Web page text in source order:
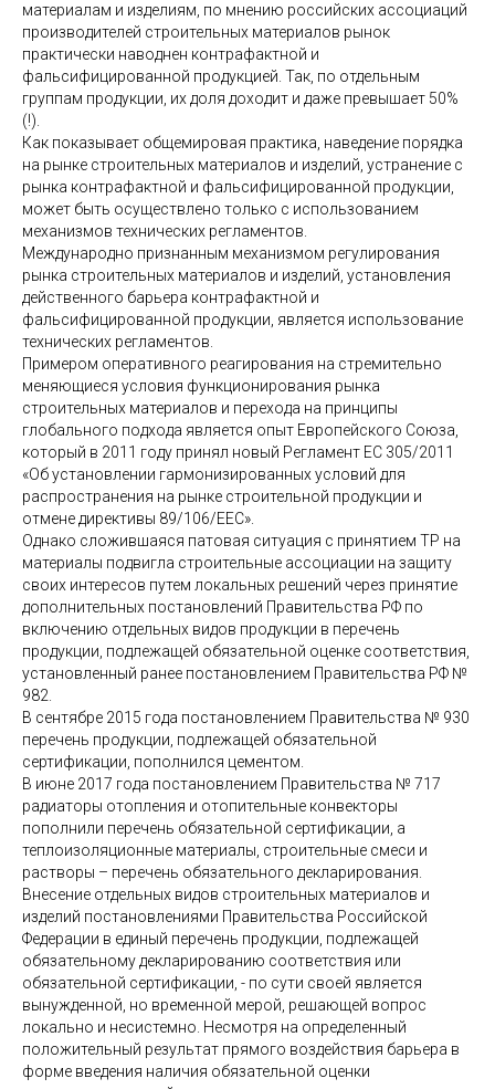
материалам и изделиям, по мнению российских ассоциаций
производителей строительных материалов рынок
практически наводнен контрафактной и
фальсифицированной продукцией. Так, по отдельным
группам продукции, их доля доходит и даже превышает 50%
(!).
Как показывает общемировая практика, наведение порядка
на рынке строительных материалов и изделий, устранение с
рынка контрафактной и фальсифицированной продукции,
может быть осуществлено только с использованием
механизмов технических регламентов.
Международно признанным механизмом регулирования
рынка строительных материалов и изделий, установления
действенного барьера контрафактной и
фальсифицированной продукции, является использование
технических регламентов.
Примером оперативного реагирования на стремительно
меняющиеся условия функционирования рынка
строительных материалов и перехода на принципы
глобального подхода является опыт Европейского Союза,
который в 2011 году принял новый Регламент ЕС 305/2011
«Об установлении гармонизированных условий для
распространения на рынке строительной продукции и
отмене директивы 89/106/ЕЕС».
Однако сложившаяся патовая ситуация с принятием ТР на
материалы подвигла строительные ассоциации на защиту
своих интересов путем локальных решений через принятие
дополнительных постановлений Правительства РФ по
включению отдельных видов продукции в перечень
продукции, подлежащей обязательной оценке соответствия,
установленный ранее постановлением Правительства РФ №
982.
В сентябре 2015 года постановлением Правительства № 930
перечень продукции, подлежащей обязательной
сертификации, пополнился цементом.
В июне 2017 года постановлением Правительства № 717
радиаторы отопления и отопительные конвекторы
пополнили перечень обязательной сертификации, а
теплоизоляционные материалы, строительные смеси и
растворы – перечень обязательного декларирования.
Внесение отдельных видов строительных материалов и
изделий постановлениями Правительства Российской
Федерации в единый перечень продукции, подлежащей
обязательному декларированию соответствия или
обязательной сертификации, - по сути своей является
вынужденной, но временной мерой, решающей вопрос
локально и несистемно. Несмотря на определенный
положительный результат прямого воздействия барьера в
форме введения наличия обязательной оценки